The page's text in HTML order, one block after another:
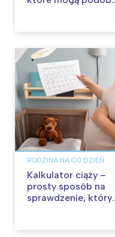
RODZINA NA CO DZIEŃ
Kalkulator ciąży –
prosty sposób na
sprawdzenie, który